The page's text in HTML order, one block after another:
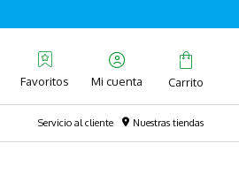
Favoritos
Servicio al cliente Nuestras tiendas